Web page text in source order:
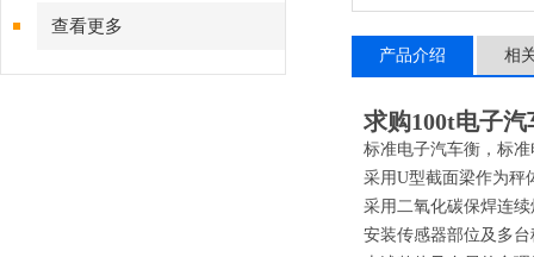
查看更多
产品介绍 相
求购100t电子
标准电子汽车衡 ，标
采用U型截面梁作为秤
采用二氧化碳保焊连
安装传感器部位及多